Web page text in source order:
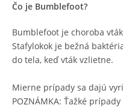
Čo je Bumblefoot?
Bumblefoot je choroba
Stafylokok je bežná
do tela, keď vták vzlietne.
Mierne prípady sa dajú
POZNÁMKA: Ťažké